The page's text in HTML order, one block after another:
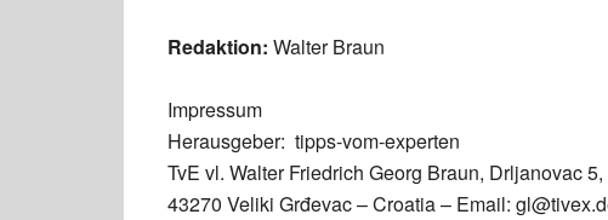
Redaktion: Walter Braun
Impressum
Herausgeber: tipps-vom-experten
TvE vl. Walter Friedrich Georg Braun, Drljanovac 5,
43270 Veliki Grđevac – Croatia – Email: